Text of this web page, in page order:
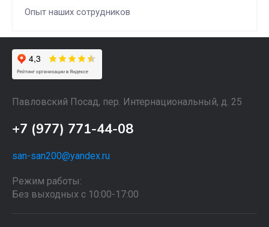
Опыт наших сотрудников
Павловский Посад, пер. Интернациональный, д. 25
+7 (977) 771-44-08
san-san200@yandex.ru
Режим работы:
Без выходных с 10:00-17:00